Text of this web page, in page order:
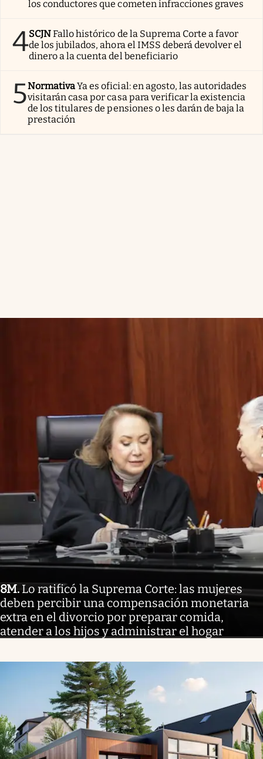
los conductores que cometen infracciones graves
4SCJNFallo histórico de la Suprema Corte a favor
de los jubilados, ahora el IMSS deberá devolver el
dinero a la cuenta del beneficiario
5NormativaYa es oficial: en agosto, las autoridades
visitarán casa por casa para verificar la existencia
de los titulares de pensiones o les darán de baja la
prestación
8M. Lo ratificó la Suprema Corte: las mujeres
deben percibir una compensación monetaria
extra en el divorcio por preparar comida,
atender a los hijos y administrar el hogar